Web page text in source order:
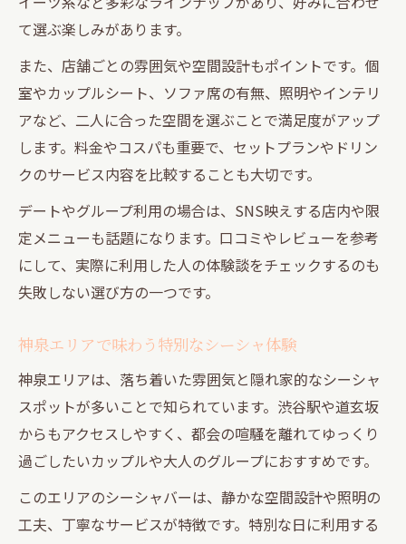
て選ぶ楽しみがあります。
また、店舗ごとの雰囲気や空間設計もポイントです。個
室やカップルシート、ソファ席の有無、照明やインテリ
アなど、二人に合った空間を選ぶことで満足度がアップ
します。料金やコスパも重要で、セットプランやドリン
クのサービス内容を比較することも大切です。
デートやグループ利用の場合は、SNS映えする店内や限
定メニューも話題になります。口コミやレビューを参考
にして、実際に利用した人の体験談をチェックするのも
失敗しない選び方の一つです。
神泉エリアで味わう特別なシーシャ体験
神泉エリアは、落ち着いた雰囲気と隠れ家的なシーシャ
スポットが多いことで知られています。渋谷駅や道玄坂
からもアクセスしやすく、都会の喧騒を離れてゆっくり
過ごしたいカップルや大人のグループにおすすめです。
このエリアのシーシャバーは、静かな空間設計や照明の
工夫、丁寧なサービスが特徴です。特別な日に利用する